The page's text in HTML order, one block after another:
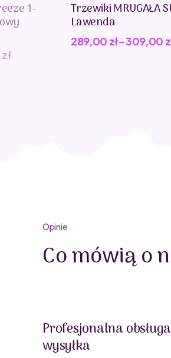
1-
zł
Trzewiki MRUGAŁA
Lawenda
289,00 zł–309,00
Opinie
Co mówią o
Profesjonalna
wysyłka